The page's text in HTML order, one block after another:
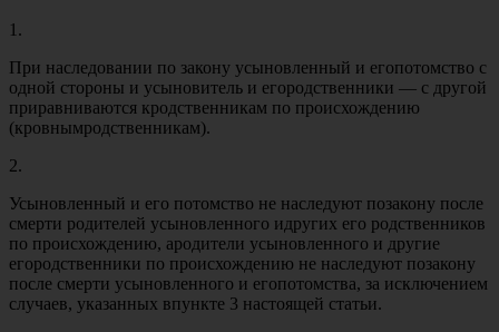
1.
При наследовании по закону усыновленный и егопотомство с
одной стороны и усыновитель и егородственники — с другой
приравниваются кродственникам по происхождению
(кровнымродственникам).
2.
Усыновленный и его потомство не наследуют позакону после
смерти родителей усыновленного идругих его родственников
по происхождению, ародители усыновленного и другие
егородственники по происхождению не наследуют позакону
после смерти усыновленного и егопотомства, за исключением
случаев, указанных впункте 3 настоящей статьи.